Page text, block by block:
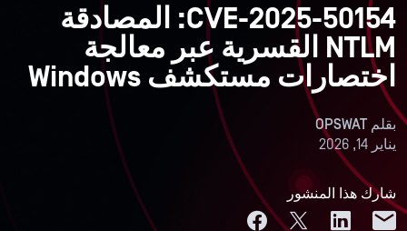
CVE-2025-50154: المصادقة
NTLM القسرية عبر معالجة
اختصارات مستكشف Windows
بقلمOPSWAT
يناير 14, 2026
شارك هذا المنشور